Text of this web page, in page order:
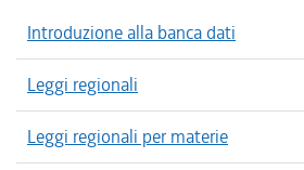
Introduzione alla banca dati
Leggi regionali
Leggi regionali per materie